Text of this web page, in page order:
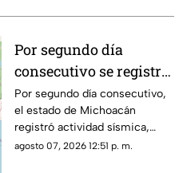
Por segundo día
consecutivo se registra
un sismo en
Michoacán; fue al sur
de Coalcomán
Por segundo día consecutivo,
el estado de Michoacán
registró actividad sísmica,
luego de que la mañana de
agosto 07, 2026 12:51 p. m.